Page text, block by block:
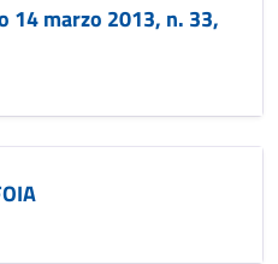
14 marzo 2013, n. 33,